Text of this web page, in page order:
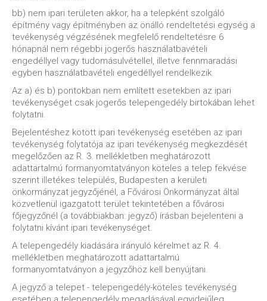
bb) nem ipari területen akkor, ha a telepként szolgáló
építmény vagy építményben az önálló rendeltetési egység a
tevékenység végzésének megfelelő rendeltetésre 6
hónapnál nem régebbi jogerős használatbavételi
engedéllyel vagy tudomásulvétellel, illetve fennmaradási
egyben használatbavételi engedéllyel rendelkezik.
Az a) és b) pontokban nem említett esetekben az ipari
tevékenységet csak jogerős telepengedély birtokában lehet
folytatni.
Bejelentéshez kötött ipari tevékenység esetében az ipari
tevékenység folytatója az ipari tevékenység megkezdését
megelőzően az R. 3. mellékletben meghatározott
adattartalmú formanyomtatványon köteles a telep fekvése
szerint illetékes település, Budapesten a kerületi
önkormányzat jegyzőjénél, a Fővárosi Önkormányzat által
közvetlenül igazgatott terület tekintetében a fővárosi
főjegyzőnél (a továbbiakban: jegyző) írásban bejelenteni a
folytatni kívánt ipari tevékenységet.
A telepengedély kiadására irányuló kérelmet az R. 4.
mellékletben meghatározott adattartalmú
formanyomtatványon a jegyzőhöz kell benyújtani.
A jegyző a telepet - telepengedély-köteles tevékenység